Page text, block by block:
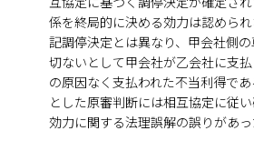
係を終局的に決める効力は認めら
記調停決定とは異なり、甲会社側
切ないとして甲会社が乙会社に支
の原因なく支払われた不当利得で
とした原審判断には相互協定に従
効力に関する法理誤解の誤りがあっ